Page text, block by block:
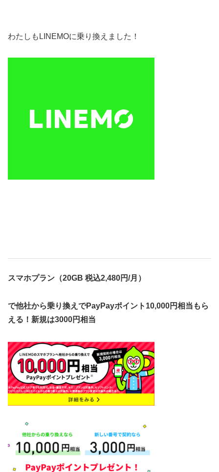
わたしもLINEMOに乗り換えました！
スマホプラン（20GB 税込2,480円/月）
で他社から乗り換えでPayPayポイント10,000円相当もら
える！新規は3000円相当